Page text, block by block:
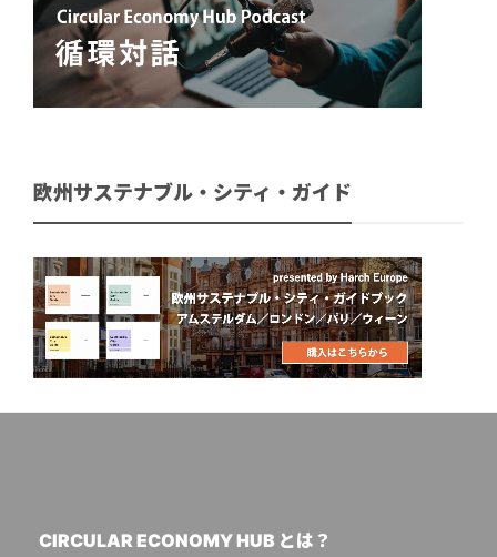
欧州サステナブル・シティ・ガイド
CIRCULAR ECONOMY HUB とは？